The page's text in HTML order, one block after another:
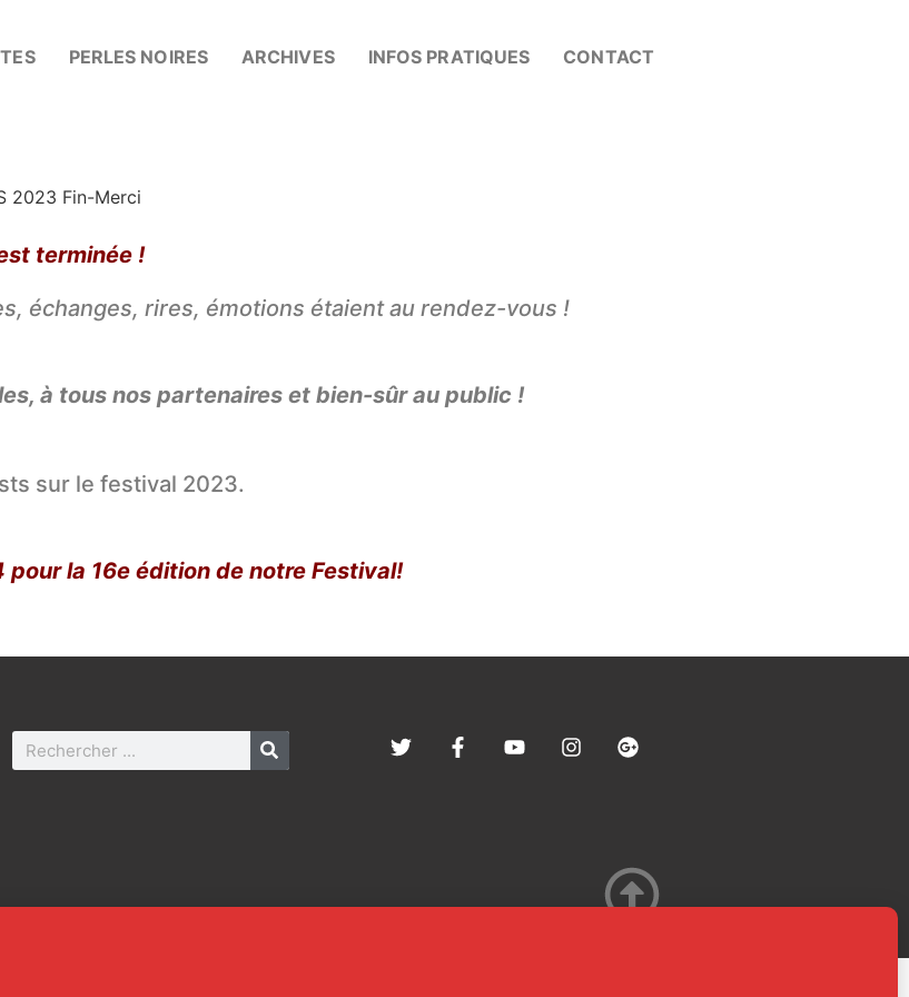
PERLES NOIRES ARCHIVES INFOS PRATIQUES CONTACT
terminée !
échanges, rires, émotions étaient au rendez-vous !
à tous nos partenaires et bien-sûr au public !
sur le festival 2023.
pour la 16e édition de notre Festival!